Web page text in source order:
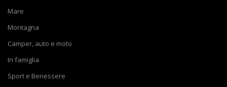
Mare
Montagna
Camper, auto e moto
In famiglia
Sport e Benessere